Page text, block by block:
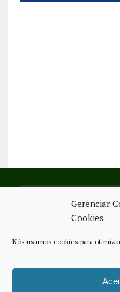
Gerenciar
Cookies
Nós usamos cookies para
SIGA-NOS NO
ESTATUTO